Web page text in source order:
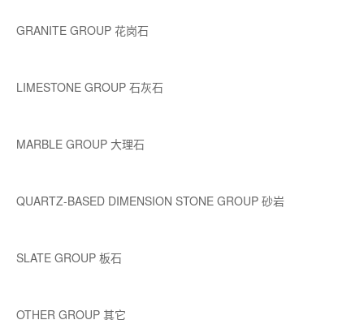
GRANITE GROUP 花岗石
LIMESTONE GROUP 石灰石
MARBLE GROUP 大理石
QUARTZ-BASED DIMENSION STONE GROUP 砂岩
SLATE GROUP 板石
OTHER GROUP 其它